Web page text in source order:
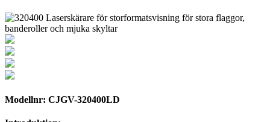
Modellnr: CJGV-320400LD